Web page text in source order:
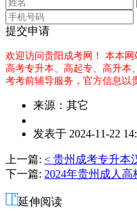
提交申请
欢迎访问贵阳成考网！ 本本网
高考专升本、高起专、高升本
考考前辅导服务，官方信息以
来源：其它
者：
老
师
发表于 2024-11-22
上一篇: < 贵州成考专升本
下一篇: 2024年贵州成人
延伸阅读